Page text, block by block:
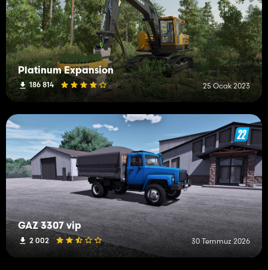
Platinum Expansion
186 814 25 Ocak 2023
GAZ 3307 vip
2 002 30 Temmuz 2026